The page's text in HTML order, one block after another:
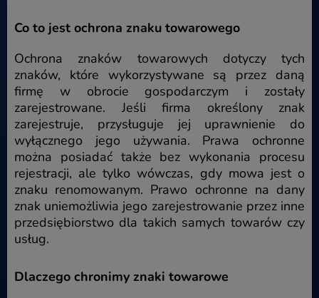
Co to jest ochrona znaku towarowego
Ochrona znaków towarowych dotyczy tych
znaków, które wykorzystywane są przez daną
firmę w obrocie gospodarczym i zostały
zarejestrowane. Jeśli firma określony znak
zarejestruje, przysługuje jej uprawnienie do
wyłącznego jego używania. Prawa ochronne
można posiadać także bez wykonania procesu
rejestracji, ale tylko wówczas, gdy mowa jest o
znaku renomowanym. Prawo ochronne na dany
znak uniemożliwia jego zarejestrowanie przez inne
przedsiębiorstwo dla takich samych towarów czy
usług.
Dlaczego chronimy znaki towarowe